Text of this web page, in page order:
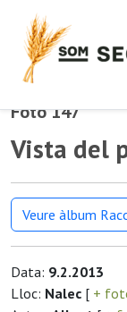
Foto 147
Vista del
Veure àlbum
Data: 9.2.2013
Lloc: Nalec [ +